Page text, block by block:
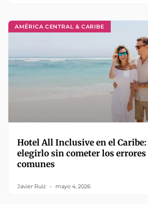
AMÉRICA CENTRAL & CARIBE
Hotel All Inclusive en el
elegirlo sin cometer los errores
comunes
Javier Ruiz mayo 4, 2026